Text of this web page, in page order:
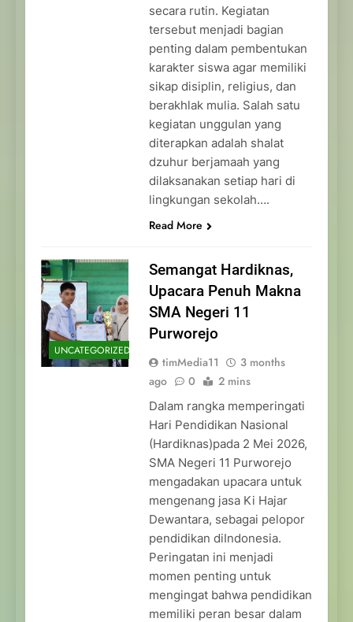
secara rutin. Kegiatan
tersebut menjadi bagian
penting dalam pembentukan
karakter siswa agar memiliki
sikap disiplin, religius, dan
berakhlak mulia. Salah satu
kegiatan unggulan yang
diterapkan adalah shalat
dzuhur berjamaah yang
dilaksanakan setiap hari di
lingkungan sekolah….
Read More
UNCATEGORIZED
Semangat Hardiknas,
Upacara Penuh Makna
SMA Negeri 11
Purworejo
timMedia11
3 months
ago
0 2 mins
Dalam rangka memperingati
Hari Pendidikan Nasional
(Hardiknas)pada 2 Mei 2026,
SMA Negeri 11 Purworejo
mengadakan upacara untuk
mengenang jasa Ki Hajar
Dewantara, sebagai pelopor
pendidikan diIndonesia.
Peringatan ini menjadi
momen penting untuk
mengingat bahwa pendidikan
memiliki peran besar dalam